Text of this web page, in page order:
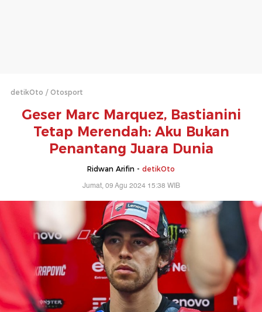
detikOto Otosport
Geser Marc Marquez, Bastianini
Tetap Merendah: Aku Bukan
Penantang Juara Dunia
Ridwan Arifin - detikOto
Jumat, 09 Agu 2024 15:38 WIB